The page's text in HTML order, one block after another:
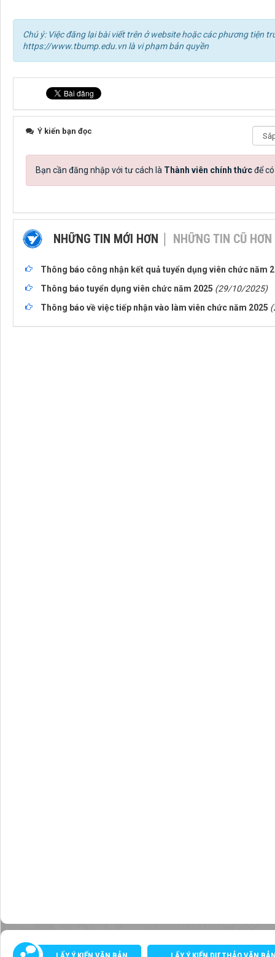
Chú ý: Việc đăng lại bài viết trên ở website hoặc các phương tiện
https://www.tbump.edu.vn là vi phạm bản quyền
Ý kiến bạn đọc
Bạn cần đăng nhập với tư cách là Thành viên chính thứcđể
NHỮNG TIN MỚI HƠN NHỮNG TIN CŨ HƠN
Thông báo công nhận kết quả tuyển dụng viên chức năm
Thông báo tuyển dụng viên chức năm 2025 (29/10/2025)
Thông báo về việc tiếp nhận vào làm viên chức năm 2025